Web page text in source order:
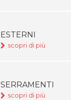
ESTERNI
scopri di più
SERRAMENTI
scopri di più